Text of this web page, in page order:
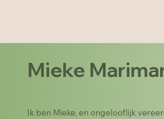
Ik ben Mieke, en ongelooflijk
Mieke